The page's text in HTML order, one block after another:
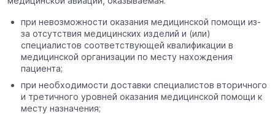
при невозможности оказания медицинской помощи из-
за отсутствия медицинских изделий и (или)
специалистов соответствующей квалификации в
медицинской организации по месту нахождения
пациента;
при необходимости доставки специалистов вторичного
и третичного уровней оказания медицинской помощи к
месту назначения;